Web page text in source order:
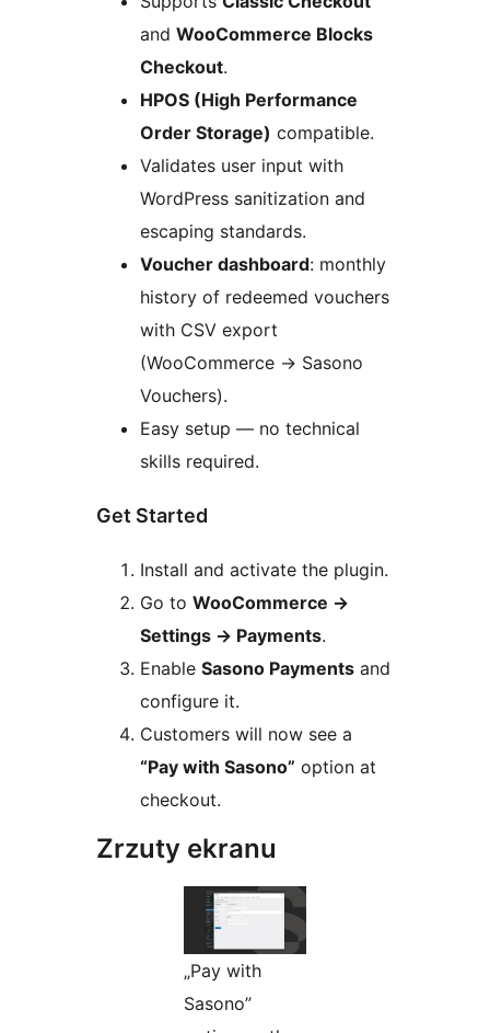
and WooCommerce Blocks
Checkout.
HPOS (High Performance
Order Storage) compatible.
Validates user input with
WordPress sanitization and
escaping standards.
Voucher dashboard: monthly
history of redeemed vouchers
with CSV export
(WooCommerce → Sasono
Vouchers).
Easy setup — no technical
skills required.
Get Started
Install and activate the plugin.
Go to WooCommerce →
Settings → Payments.
Enable Sasono Payments and
configure it.
Customers will now see a
“Pay with Sasono” option at
checkout.
Zrzuty ekranu
„Pay with
Sasono”